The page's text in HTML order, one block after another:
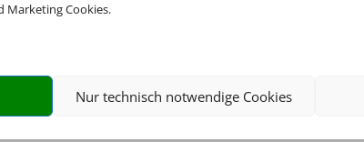
Marketing Cookies.
Nur technisch notwendige Cookies